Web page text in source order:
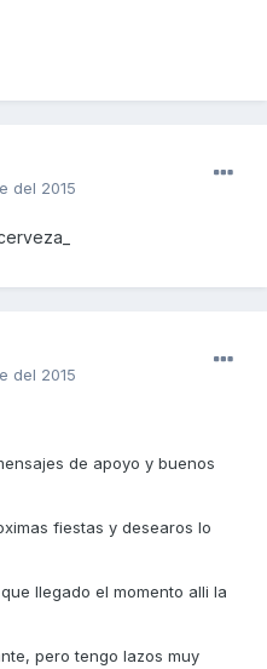
del 2015
del 2015
de apoyo y buenos
fiestas y desearos lo
llegado el momento alli la
pero tengo lazos muy